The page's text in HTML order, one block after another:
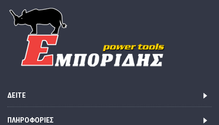
ΔΕΊΤΕ
ΠΛΗΡΟΦΟΡΊΕΣ